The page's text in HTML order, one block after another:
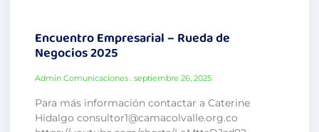
Encuentro Empresarial – Rueda de
Negocios 2025
Admin Comunicaciones septiembre 26, 2025
Para más información contactar a Caterine
Hidalgo consultor1@camacolvalle.org.co